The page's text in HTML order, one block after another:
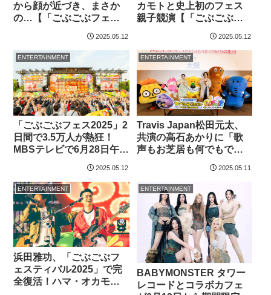
から顔が近づき、まさか
の…【「ごぶごぶフェ
ョートリポート】
2025.05.12
カモトと史上初のフェス
親子競演【「ごぶごぶフ
ショートリポート】
2025.05.12
ENTERTAINMENT
「ごぶごぶフェス2025」2
日間で3.5万人が熱狂！
MBSテレビで6月28日午後
2025.05.12
ENTERTAINMENT
Travis Japan松田元太、
共演の高石あかりに「歌
声もお芝居も何でもでき
2025.05.11
ENTERTAINMENT
浜田雅功、「ごぶごぶフ
ェスティバル2025」で完
全復活！ハマ・オカモト
ENTERTAINMENT
BABYMONSTER タワー
レコードとコラボカフェ